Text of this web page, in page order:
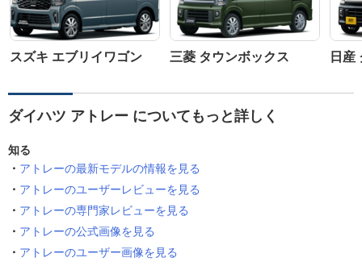
スズキ エブリイワゴン 三菱 タウンボックス 日産
ダイハツ アトレー についてもっと詳しく
知る
アトレーの最新モデルの情報を見る
アトレーのユーザーレビューを見る
アトレーの専門家レビューを見る
アトレーの公式画像を見る
アトレーのユーザー画像を見る